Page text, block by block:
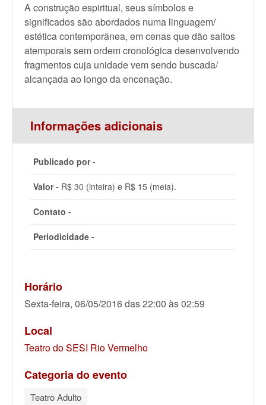
A construção espiritual, seus símbolos e
significados são abordados numa linguagem/
estética contemporânea, em cenas que dão saltos
atemporais sem ordem cronológica desenvolvendo
fragmentos cuja unidade vem sendo buscada/
alcançada ao longo da encenação.
Informações adicionais
Publicado por -
Valor - R$ 30 (inteira) e R$ 15 (meia).
Contato -
Periodicidade -
Horário
Sexta-feira, 06/05/2016 das 22:00 às 02:59
Local
Teatro do SESI Rio Vermelho
Categoria do evento
Teatro Adulto